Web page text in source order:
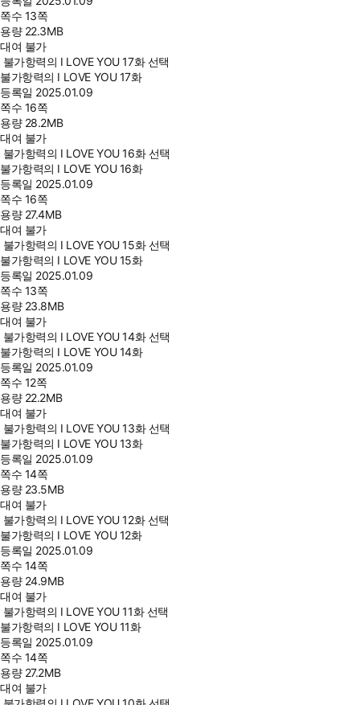
쪽수 13쪽
용량 22.3MB
대여 불가
불가항력의 I LOVE YOU 17화 선택
불가항력의 I LOVE YOU 17화
등록일 2025.01.09
쪽수 16쪽
용량 28.2MB
대여 불가
불가항력의 I LOVE YOU 16화 선택
불가항력의 I LOVE YOU 16화
등록일 2025.01.09
쪽수 16쪽
용량 27.4MB
대여 불가
불가항력의 I LOVE YOU 15화 선택
불가항력의 I LOVE YOU 15화
등록일 2025.01.09
쪽수 13쪽
용량 23.8MB
대여 불가
불가항력의 I LOVE YOU 14화 선택
불가항력의 I LOVE YOU 14화
등록일 2025.01.09
쪽수 12쪽
용량 22.2MB
대여 불가
불가항력의 I LOVE YOU 13화 선택
불가항력의 I LOVE YOU 13화
등록일 2025.01.09
쪽수 14쪽
용량 23.5MB
대여 불가
불가항력의 I LOVE YOU 12화 선택
불가항력의 I LOVE YOU 12화
등록일 2025.01.09
쪽수 14쪽
용량 24.9MB
대여 불가
불가항력의 I LOVE YOU 11화 선택
불가항력의 I LOVE YOU 11화
등록일 2025.01.09
쪽수 14쪽
용량 27.2MB
대여 불가